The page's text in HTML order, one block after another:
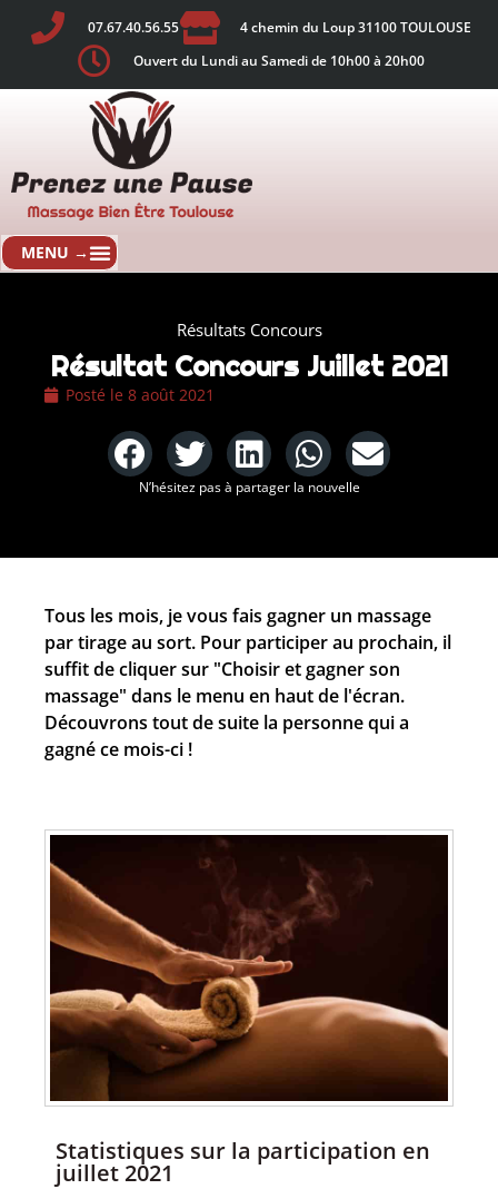
07.67.40.56.55
4 chemin du Loup 31100 TOULOUSE
Ouvert du Lundi au Samedi de 10h00 à 20h00
Résultats Concours
Résultat Concours Juillet 2021
Posté le 8 août 2021
N’hésitez pas à partager la nouvelle
Tous les mois, je vous fais gagner un massage
par tirage au sort. Pour participer au prochain, il
suffit de cliquer sur "Choisir et gagner son
massage" dans le menu en haut de l'écran.
Découvrons tout de suite la personne qui a
gagné ce mois-ci !
Statistiques sur la participation en
juillet 2021